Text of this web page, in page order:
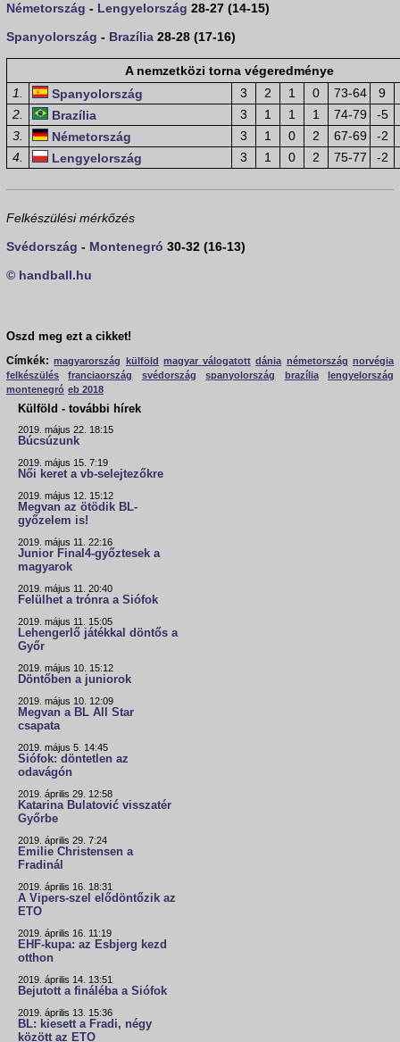
Németország - Lengyelország 28-27 (14-15)
Spanyolország - Brazília 28-28 (17-16)
A nemzetközi torna végeredménye
1.
Spanyolország 3 2 1 0 73-64
9
2.
Brazília 3 1 1 1 74-79
-5
3.
Németország 3 1 0 2 67-69
-2
4.
Lengyelország 3 1 0 2 75-77 -2
Felkészülési mérkőzés
Svédország - Montenegró 30-32 (16-13)
© handball.hu
Oszd meg ezt a cikket!
Címkék: magyarország külföld magyar válogatott dánia németország norvégia
felkészülés
franciaország svédország spanyolország brazília
lengyelország
montenegró eb 2018
Külföld - további hírek
2019. május 22. 18:15
Búcsúzunk
2019. május 15. 7:19
Női keret a vb-selejtezőkre
2019. május 12. 15:12
Megvan az ötödik BL-
győzelem is!
2019. május 11. 22:16
Junior Final4-győztesek a
magyarok
2019. május 11. 20:40
Felülhet a trónra a Siófok
2019. május 11. 15:05
Lehengerlő játékkal döntős a
Győr
2019. május 10. 15:12
Döntőben a juniorok
2019. május 10. 12:09
Megvan a BL All Star
csapata
2019. május 5. 14:45
Siófok: döntetlen az
odavágón
2019. április 29. 12:58
Katarina Bulatović visszatér
Győrbe
2019. április 29. 7:24
Emilie Christensen a
Fradinál
2019. április 16. 18:31
A Vipers-szel elődöntőzik az
ETO
2019. április 16. 11:19
EHF-kupa: az Esbjerg kezd
otthon
2019. április 14. 13:51
Bejutott a fináléba a Siófok
2019. április 13. 15:36
BL: kiesett a Fradi, négy
között az ETO